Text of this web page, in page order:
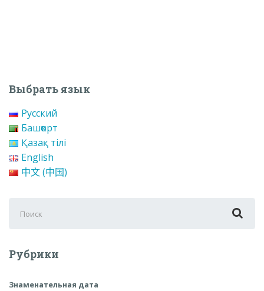
Выбрать язык
Русский
Башҡорт
Қазақ тілі
English
中文 (中国)
для:
Рубрики
Знаменательная дата